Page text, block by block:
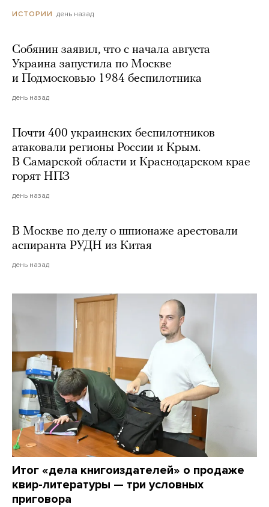
ИСТОРИИ день назад
Собянин заявил, что с начала августа
Украина запустила по Москве
и Подмосковью 1984 беспилотника
день назад
Почти 400 украинских беспилотников
атаковали регионы России и Крым.
В Самарской области и Краснодарском крае
горят НПЗ
день назад
В Москве по делу о шпионаже арестовали
аспиранта РУДН из Китая
день назад
Итог «дела книгоиздателей» о продаже
квир-литературы — три условных
приговора